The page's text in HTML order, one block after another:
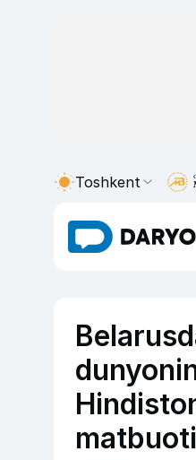
Toshkent